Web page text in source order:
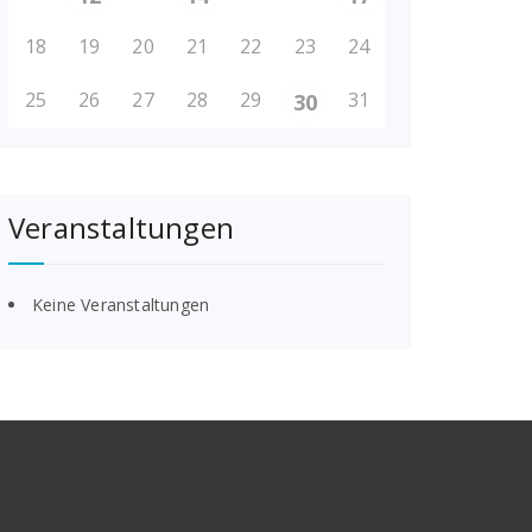
18 19 20 21 22 23 24
25 26 27 28 29 30 31
Veranstaltungen
Keine Veranstaltungen